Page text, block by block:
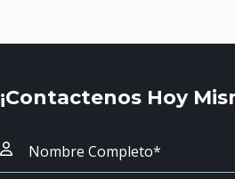
¡Contactenos Hoy